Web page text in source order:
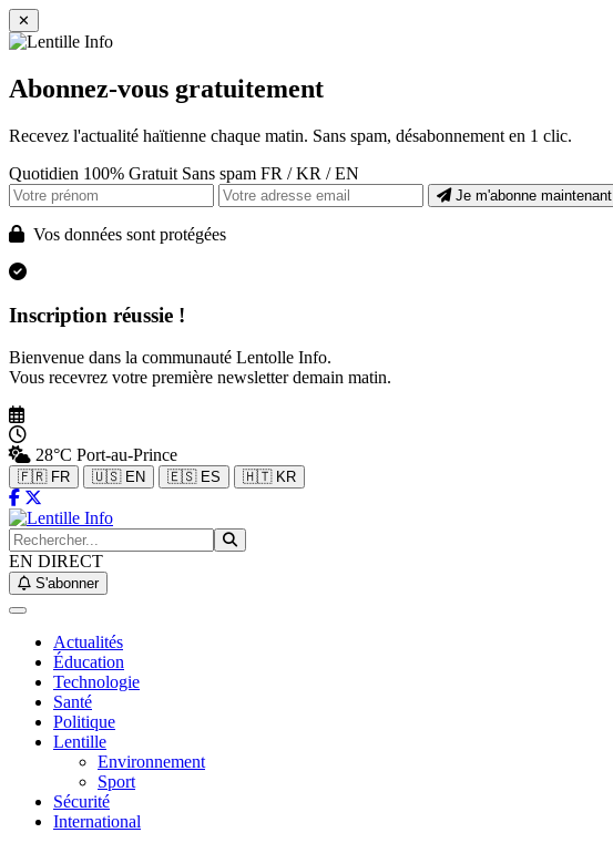
✕
Abonnez-vous gratuitement
Recevez l'actualité haïtienne chaque matin. Sans spam, désabonnement en 1 clic.
Quotidien 100% Gratuit Sans spam FR / KR / EN
Je m'abonne maintenant
Vos données sont protégées
Inscription réussie !
Bienvenue dans la communauté Lentolle Info.
Vous recevrez votre première newsletter demain matin.
28°C Port-au-Prince
🇫🇷 FR 🇺🇸 EN 🇪🇸 ES 🇭🇹 KR
EN DIRECT
S'abonner
Actualités
Éducation
Technologie
Santé
Politique
Lentille
Environnement
Sport
Sécurité
International